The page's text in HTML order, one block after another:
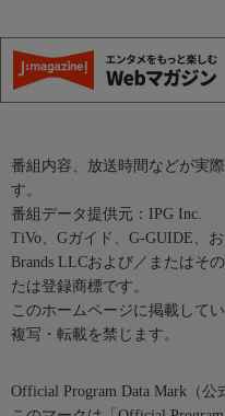
番組内容、放送時間などが実
す。
番組データ提供元：IPG Inc.
TiVo、Gガイド、G-GUIDE、
Brands LLCおよび／またはそ
たは登録商標です。
このホームページに掲載して
複写・転載を禁じます。
Official Program Data Mark（公